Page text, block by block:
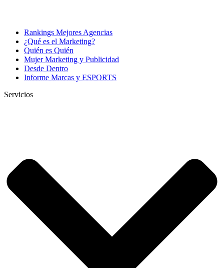
Rankings Mejores Agencias
¿Qué es el Marketing?
Quién es Quién
Mujer Marketing y Publicidad
Desde Dentro
Informe Marcas y ESPORTS
Servicios